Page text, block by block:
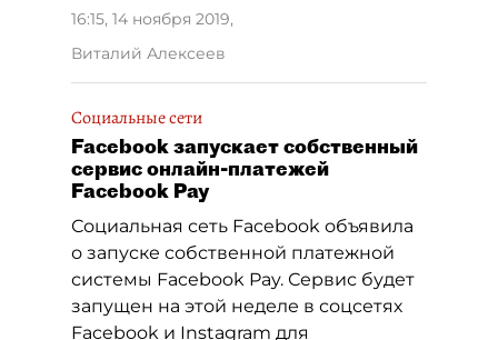
16:15, 14 ноября 2019,
Виталий Алексеев
Социальные сети
Facebook запускает собственный
сервис онлайн-платежей
Facebook Pay
Социальная сеть Facebook объявила
о запуске собственной платежной
системы Facebook Pay. Сервис будет
запущен на этой неделе в соцсетях
Facebook и Instagram для